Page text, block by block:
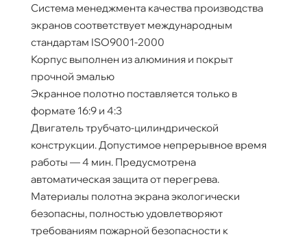
Система менеджмента качества производства
экранов соответствует международным
стандартам ISO9001-2000
Корпус выполнен из алюминия и покрыт
прочной эмалью
Экранное полотно поставляется только в
формате 16:9 и 4:3
Двигатель трубчато-цилиндрической
конструкции. Допустимое непрерывное время
работы — 4 мин. Предусмотрена
автоматическая защита от перегрева.
Материалы полотна экрана экологически
безопасны, полностью удовлетворяют
требованиям пожарной безопасности к